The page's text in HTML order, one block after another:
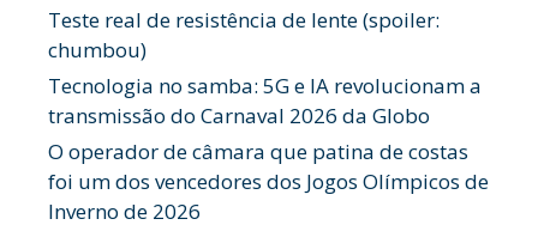
Teste real de resistência de lente (spoiler:
chumbou)
Tecnologia no samba: 5G e IA revolucionam a
transmissão do Carnaval 2026 da Globo
O operador de câmara que patina de costas
foi um dos vencedores dos Jogos Olímpicos de
Inverno de 2026